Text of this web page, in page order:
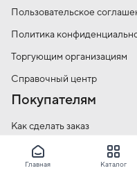
Пользовательское
Политика
Торгующим организациям
Справочный центр
Покупателям
Как сделать заказ
Условия оплаты
Условия доставки
Главная Каталог